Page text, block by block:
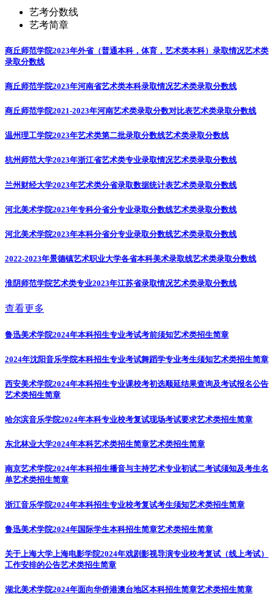
艺考分数线
艺考简章
商丘师范学院2023年外省（普通本科，体育，艺术类本科）录取情况艺术类
录取分数线
商丘师范学院2023年河南省艺术类本科录取情况艺术类录取分数线
商丘师范学院2021-2023年河南艺术类录取分数对比表艺术类录取分数线
温州理工学院2023年艺术类第二批录取分数线艺术类录取分数线
杭州师范大学2023年浙江省艺术类专业录取情况艺术类录取分数线
兰州财经大学2023年艺术类分省录取数据统计表艺术类录取分数线
河北美术学院2023年专科分省分专业录取分数线艺术类录取分数线
河北美术学院2023年本科分省分专业录取分数线艺术类录取分数线
2022-2023年景德镇艺术职业大学各省本科美术录取线艺术类录取分数线
淮阴师范学院艺术类专业2023年江苏省录取情况艺术类录取分数线
查看更多
鲁迅美术学院2024年本科招生专业考试考前须知艺术类招生简章
2024年沈阳音乐学院本科招生专业考试舞蹈学专业考生须知艺术类招生简章
西安美术学院2024年本科招生专业课校考初选顺延结果查询及考试报名公告
艺术类招生简章
哈尔滨音乐学院2024年本科专业校考复试现场考试要求艺术类招生简章
东北林业大学2024年本科艺术类招生简章艺术类招生简章
南京艺术学院2024年本科招生播音与主持艺术专业初试二考试须知及考生名
单艺术类招生简章
浙江音乐学院2024年本科招生专业校考复试考生须知艺术类招生简章
鲁迅美术学院2024年国际学生本科招生简章艺术类招生简章
关于上海大学上海电影学院2024年戏剧影视导演专业校考复试（线上考试）
工作安排的公告艺术类招生简章
湖北美术学院2024年面向华侨港澳台地区本科招生简章艺术类招生简章